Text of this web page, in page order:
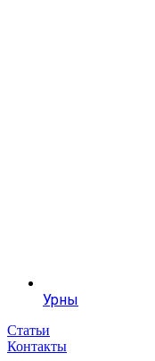
Урны
Статьи
Контакты